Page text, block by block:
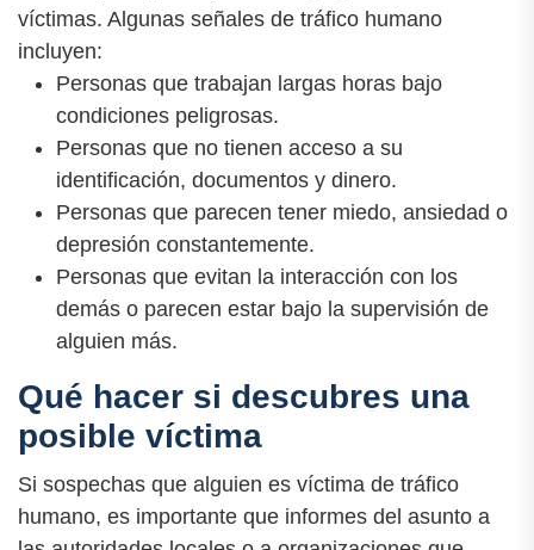
víctimas. Algunas señales de tráfico humano
incluyen:
Personas que trabajan largas horas bajo
condiciones peligrosas.
Personas que no tienen acceso a su
identificación, documentos y dinero.
Personas que parecen tener miedo, ansiedad o
depresión constantemente.
Personas que evitan la interacción con los
demás o parecen estar bajo la supervisión de
alguien más.
Qué hacer si descubres una
posible víctima
Si sospechas que alguien es víctima de tráfico
humano, es importante que informes del asunto a